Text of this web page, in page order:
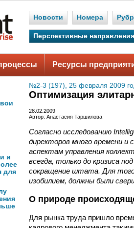
Новости Номера
Перспективные
Ресурсы
и
для
№2-3 (197), 25 февраля 2009
Оптимизация
28.02.2009
Автор: Анастасия Таршилова
Согласно исследованию
директоров много времени и
аспектам управления
всегда, только до кризиса
сокращение штата. Для
изобилием, должны были
О природе
Для рынка труда пришло